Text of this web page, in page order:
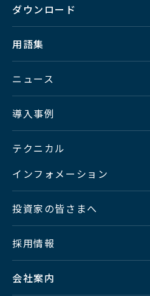
ダウンロード
用語集
ニュース
導入事例
テクニカル
インフォメーション
投資家の皆さまへ
採用情報
会社案内